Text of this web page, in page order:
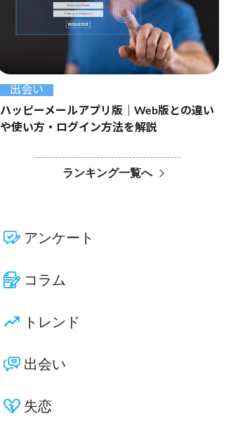
出会い
ハッピーメールアプリ版｜Web版との違い
や使い方・ログイン方法を解説
ランキング一覧へ
アンケート
コラム
トレンド
出会い
失恋